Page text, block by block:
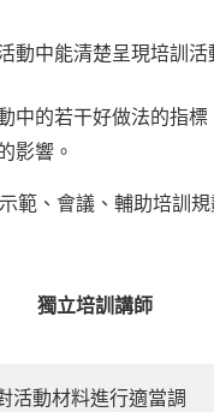
動中能清楚呈現培訓
中的若干好做法的指標
影響。
範、會議、輔助培訓
獨立培訓講師
活動材料進行適當調